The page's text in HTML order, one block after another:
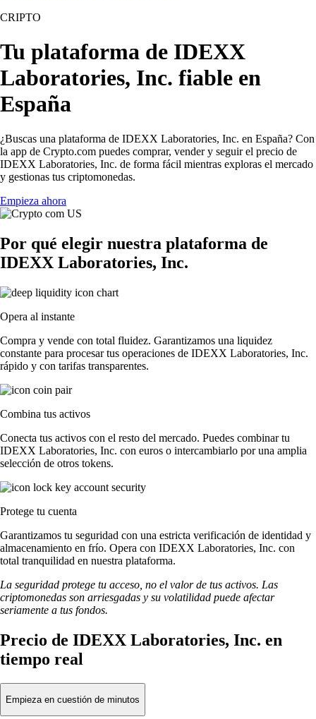
CRIPTO
Tu plataforma de IDEXX
Laboratories, Inc. fiable en
España
¿Buscas una plataforma de IDEXX Laboratories, Inc. en España? Con
la app de Crypto.com puedes comprar, vender y seguir el precio de
IDEXX Laboratories, Inc. de forma fácil mientras exploras el mercado
y gestionas tus criptomonedas.
Empieza ahora
Por qué elegir nuestra plataforma de
IDEXX Laboratories, Inc.
Opera al instante
Compra y vende con total fluidez. Garantizamos una liquidez
constante para procesar tus operaciones de IDEXX Laboratories, Inc.
rápido y con tarifas transparentes.
Combina tus activos
Conecta tus activos con el resto del mercado. Puedes combinar tu
IDEXX Laboratories, Inc. con euros o intercambiarlo por una amplia
selección de otros tokens.
Protege tu cuenta
Garantizamos tu seguridad con una estricta verificación de identidad y
almacenamiento en frío. Opera con IDEXX Laboratories, Inc. con
total tranquilidad en nuestra plataforma.
La seguridad protege tu acceso, no el valor de tus activos. Las
criptomonedas son arriesgadas y su volatilidad puede afectar
seriamente a tus fondos.
Precio de IDEXX Laboratories, Inc. en
tiempo real
Empieza en cuestión de minutos